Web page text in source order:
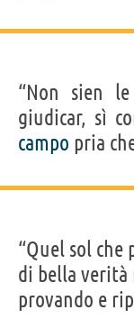
“Non sien
giudicar, sì
campo pria
“Quel sol che
di bella verità
provando e